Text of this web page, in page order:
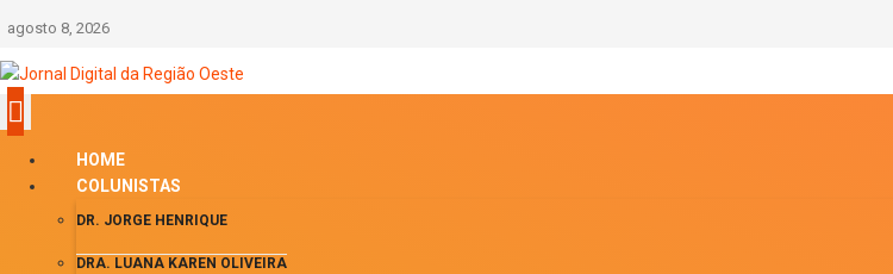
agosto 8, 2026
HOME
COLUNISTAS
DR. JORGE HENRIQUE
DRA. LUANA KAREN OLIVEIRA